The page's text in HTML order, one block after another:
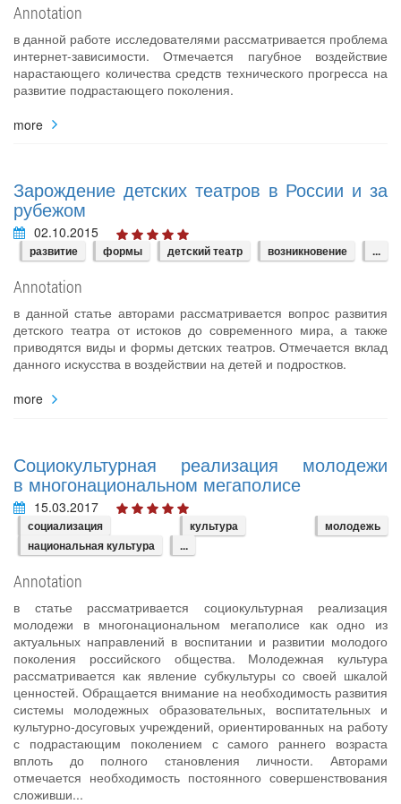
Annotation
в данной работе исследователями рассматривается проблема
интернет-зависимости. Отмечается пагубное воздействие
нарастающего количества средств технического прогресса на
развитие подрастающего поколения.
more
Зарождение детских театров в России и за
рубежом
02.10.2015
развитие формы детский театр возникновение ...
Annotation
в данной статье авторами рассматривается вопрос развития
детского театра от истоков до современного мира, а также
приводятся виды и формы детских театров. Отмечается вклад
данного искусства в воздействии на детей и подростков.
more
Социокультурная реализация молодежи
в многонациональном мегаполисе
15.03.2017
социализация культура
молодежь
национальная культура
...
Annotation
в статье рассматривается социокультурная реализация
молодежи в многонациональном мегаполисе как одно из
актуальных направлений в воспитании и развитии молодого
поколения российского общества. Молодежная культура
рассматривается как явление субкультуры со своей шкалой
ценностей. Обращается внимание на необходимость развития
системы молодежных образовательных, воспитательных и
культурно-досуговых учреждений, ориентированных на работу
с подрастающим поколением с самого раннего возраста
вплоть до полного становления личности. Авторами
отмечается необходимость постоянного совершенствования
сложивши...